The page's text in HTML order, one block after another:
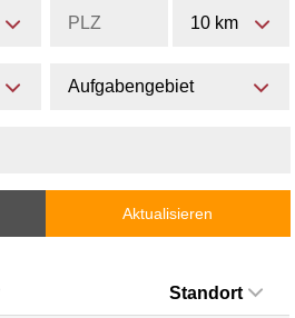
10 km
Aufgabengebiet
Aktualisieren
Standort